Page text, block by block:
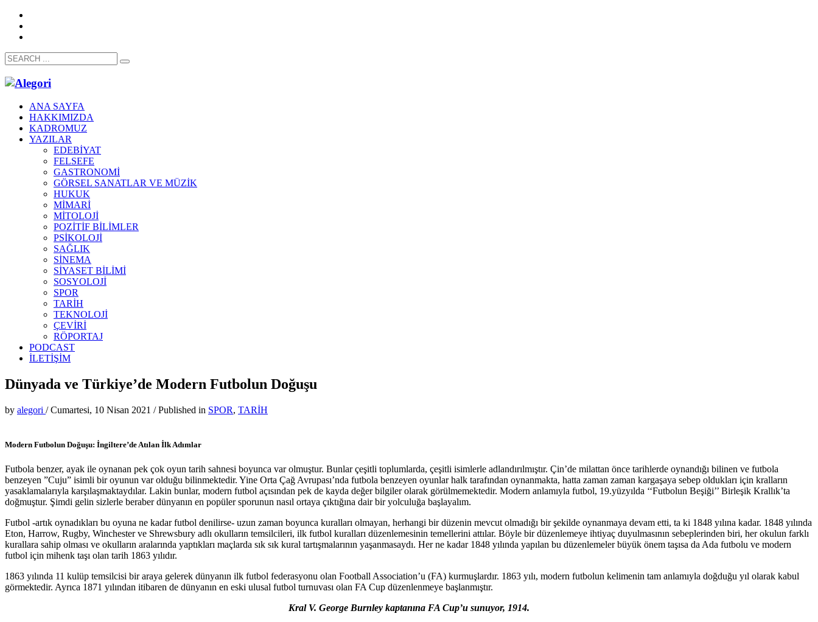
ANA SAYFA
HAKKIMIZDA
KADROMUZ
YAZILAR
EDEBİYAT
FELSEFE
GASTRONOMİ
GÖRSEL SANATLAR VE MÜZİK
HUKUK
MİMARİ
MİTOLOJİ
POZİTİF BİLİMLER
PSİKOLOJİ
SAĞLIK
SİNEMA
SİYASET BİLİMİ
SOSYOLOJİ
SPOR
TARİH
TEKNOLOJİ
ÇEVİRİ
RÖPORTAJ
PODCAST
İLETİŞİM
Dünyada ve Türkiye’de Modern Futbolun Doğuşu
by alegori /Cumartesi, 10 Nisan 2021 /Published in SPOR, TARİH
Modern Futbolun Doğuşu: İngiltere’de Atılan İlk Adımlar
Futbola benzer, ayak ile oynanan pek çok oyun tarih sahnesi boyunca var olmuştur. Bunlar çeşitli toplumlarda, çeşitli isimlerle adlandırılmıştır. Çin’de milattan önce tarihlerde oynandığı bilinen ve futbola
benzeyen ”Cuju” isimli bir oyunun var olduğu bilinmektedir. Yine Orta Çağ Avrupası’nda futbola benzeyen oyunlar halk tarafından oynanmakta, hatta zaman zaman kargaşaya sebep oldukları için kralların
yasaklamalarıyla karşılaşmaktaydılar. Lakin bunlar, modern futbol açısından pek de kayda değer bilgiler olarak görülmemektedir. Modern anlamıyla futbol, 19.yüzyılda ‘‘Futbolun Beşiği’’ Birleşik Krallık’ta
doğmuştur. Şimdi gelin sizlerle beraber dünyanın en popüler sporunun nasıl ortaya çıktığına dair bir yolculuğa başlayalım.
Futbol -artık oynadıkları bu oyuna ne kadar futbol denilirse- uzun zaman boyunca kuralları olmayan, herhangi bir düzenin mevcut olmadığı bir şekilde oynanmaya devam etti, ta ki 1848 yılına kadar. 1848 yılında
Eton, Harrow, Rugby, Winchester ve Shrewsbury adlı okulların temsilcileri, ilk futbol kuralları düzenlemesinin temellerini attılar. Böyle bir düzenlemeye ihtiyaç duyulmasının sebeplerinden biri, her okulun farklı
kurallara sahip olması ve okulların aralarında yaptıkları maçlarda sık sık kural tartışmalarının yaşanmasaydı. Her ne kadar 1848 yılında yapılan bu düzenlemeler büyük önem taşısa da Ada futbolu ve modern
futbol için mihenk taşı olan tarih 1863 yılıdır.
1863 yılında 11 kulüp temsilcisi bir araya gelerek dünyanın ilk futbol federasyonu olan Football Association’u (FA) kurmuşlardır. 1863 yılı, modern futbolun kelimenin tam anlamıyla doğduğu yıl olarak kabul
görmektedir. Ayrıca 1871 yılından itibaren de dünyanın en eski ulusal futbol turnuvası olan FA Cup düzenlenmeye başlanmıştır.
Kral V. George Burnley kaptanına FA Cup’u sunuyor, 1914.